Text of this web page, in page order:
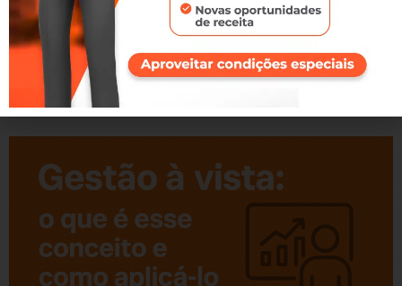
Como montar uma equipe de atendimento ao
cliente eficiente
18/09/2024
CONTINUAR LENDO »